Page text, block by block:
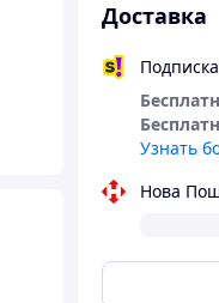
Доставка
Узнать
Нова